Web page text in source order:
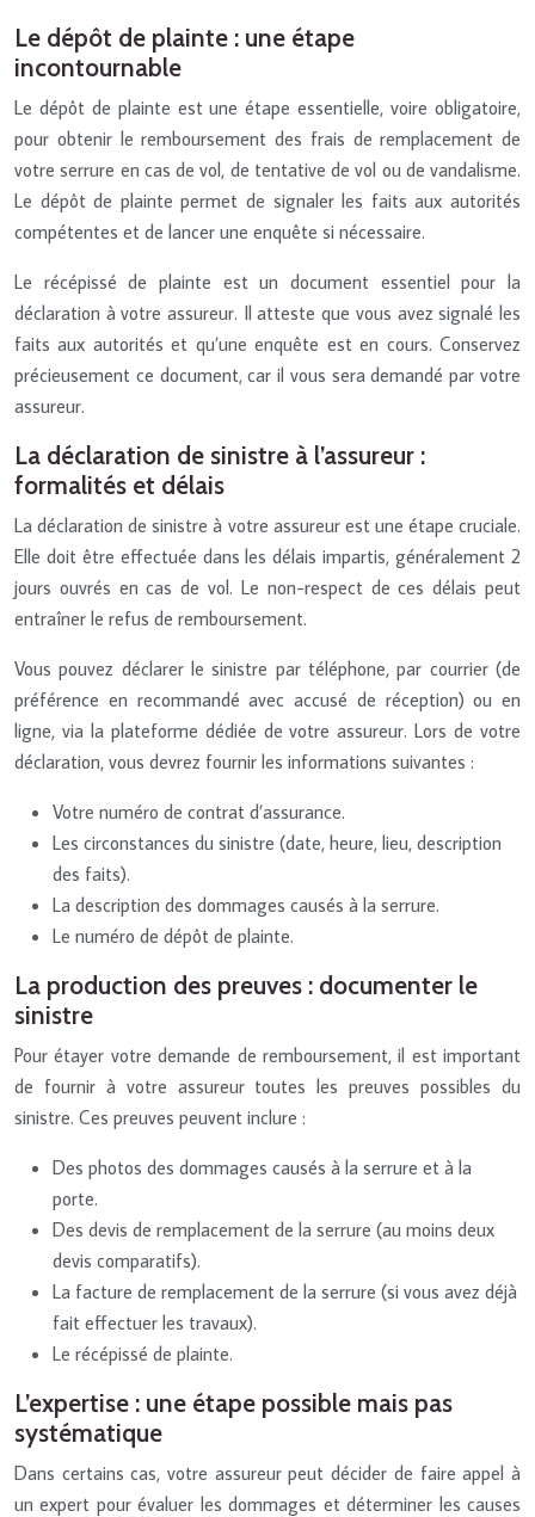
Le dépôt de plainte : une étape
incontournable
Le dépôt de plainte est une étape essentielle, voire obligatoire,
pour obtenir le remboursement des frais de remplacement de
votre serrure en cas de vol, de tentative de vol ou de vandalisme.
Le dépôt de plainte permet de signaler les faits aux autorités
compétentes et de lancer une enquête si nécessaire.
Le récépissé de plainte est un document essentiel pour la
déclaration à votre assureur. Il atteste que vous avez signalé les
faits aux autorités et qu’une enquête est en cours. Conservez
précieusement ce document, car il vous sera demandé par votre
assureur.
La déclaration de sinistre à l’assureur :
formalités et délais
La déclaration de sinistre à votre assureur est une étape cruciale.
Elle doit être effectuée dans les délais impartis, généralement 2
jours ouvrés en cas de vol. Le non-respect de ces délais peut
entraîner le refus de remboursement.
Vous pouvez déclarer le sinistre par téléphone, par courrier (de
préférence en recommandé avec accusé de réception) ou en
ligne, via la plateforme dédiée de votre assureur. Lors de votre
déclaration, vous devrez fournir les informations suivantes :
Votre numéro de contrat d’assurance.
Les circonstances du sinistre (date, heure, lieu, description
des faits).
La description des dommages causés à la serrure.
Le numéro de dépôt de plainte.
La production des preuves : documenter le
sinistre
Pour étayer votre demande de remboursement, il est important
de fournir à votre assureur toutes les preuves possibles du
sinistre. Ces preuves peuvent inclure :
Des photos des dommages causés à la serrure et à la
porte.
Des devis de remplacement de la serrure (au moins deux
devis comparatifs).
La facture de remplacement de la serrure (si vous avez déjà
fait effectuer les travaux).
Le récépissé de plainte.
L’expertise : une étape possible mais pas
systématique
Dans certains cas, votre assureur peut décider de faire appel à
un expert pour évaluer les dommages et déterminer les causes